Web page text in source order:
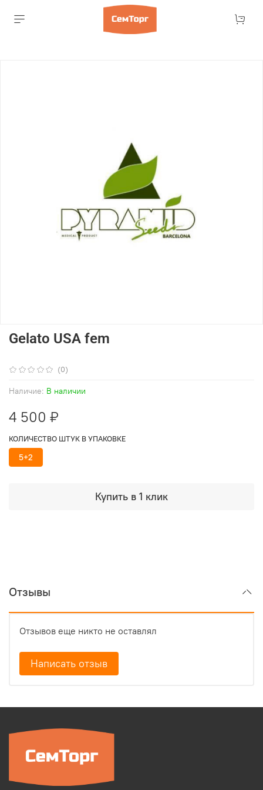
(0)
Наличие: В наличии
Gelato USA fem
4 500 ₽
Купить в 1 клик
КОЛИЧЕСТВО ШТУК В УПАКОВКЕ
5+2
Отзывы
Отзывов еще никто не оставлял
Написать отзыв